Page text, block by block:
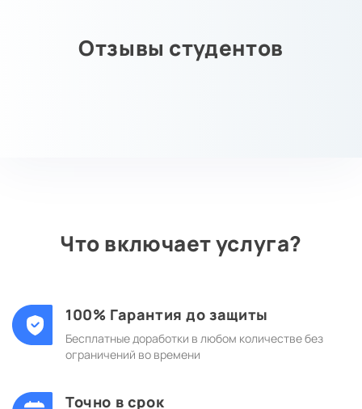
Отзывы студентов
Что включает услуга?
100% Гарантия до защиты
Бесплатные доработки в любом количестве без
ограничений во времени
Точно в срок